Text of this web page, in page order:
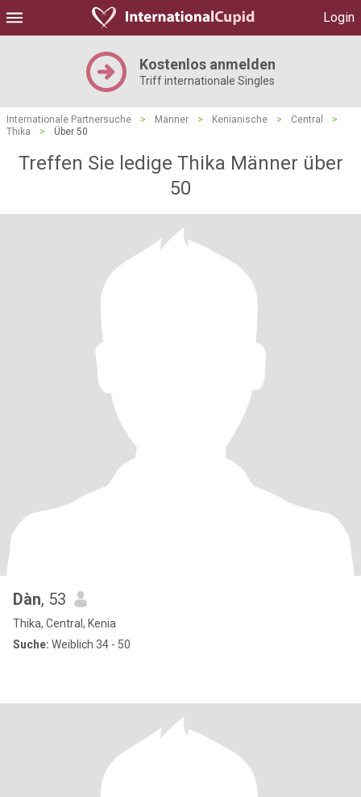
Login
Kostenlos anmelden
Triff internationale Singles
Internationale Partnersuche > Männer > Kenianische > Central
>
Thika
> Über 50
Treffen Sie ledige Thika Männer über
50
Dàn, 53
Thika, Central, Kenia
Suche: Weiblich 34 - 50